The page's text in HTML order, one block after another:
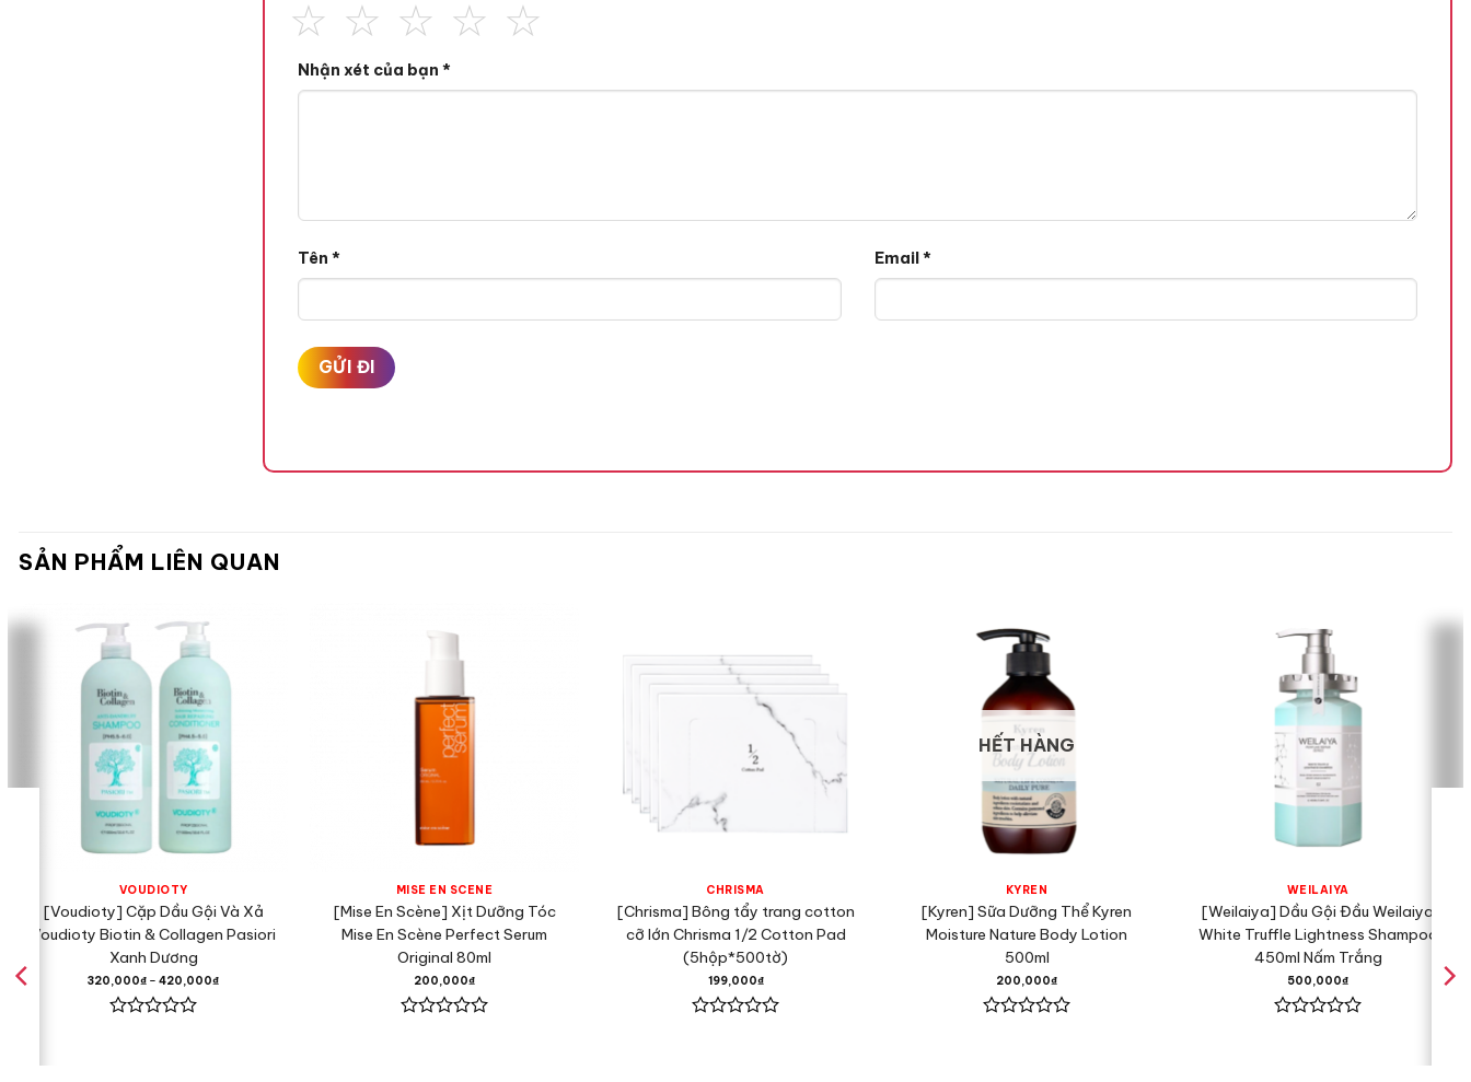
Nhận xét của bạn*
Tên* Email *
SẢN PHẨM LIÊN QUAN
VOUDIOTY
[Voudioty] Cặp Dầu Gội Và Xả
Voudioty Biotin & Collagen Pasiori
Xanh Dương
320,000₫ – 420,000₫
MISE EN SCÈNE
[Mise En Scène] Xịt Dưỡng Tóc
Mise En Scène Perfect Serum
Original 80ml
200,000₫
CHRISMA
[Chrisma] Bông tẩy trang cotton
cỡ lớn Chrisma 1/2 Cotton Pad
(5hộp*500tờ)
199,000₫
HẾT HÀNG
KYREN
[Kyren] Sữa Dưỡng Thể Kyren
Moisture Nature Body Lotion
500ml
200,000₫
WEILAIYA
[Weilaiya] Dầu Gội Đầu Weilaiya
White Truffle Lightness Shampoo
450ml Nấm Trắng
500,000₫